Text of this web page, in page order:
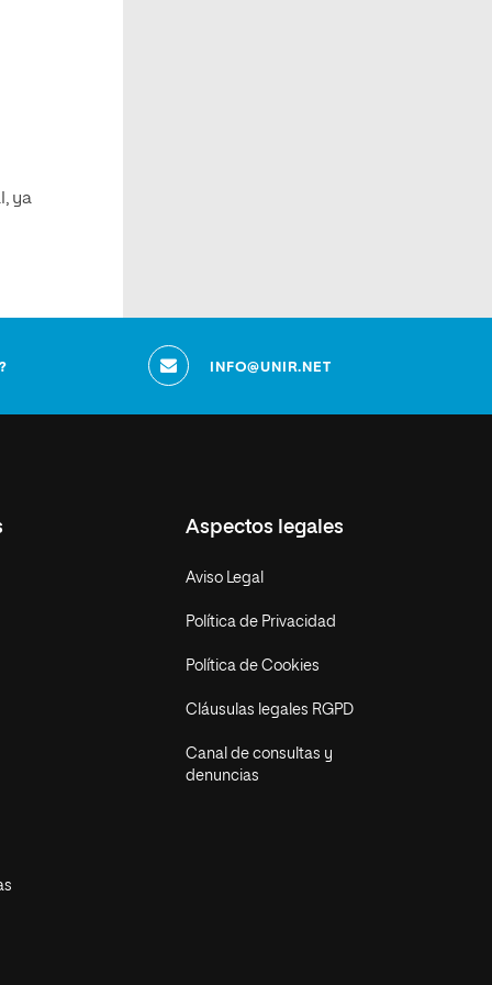
ya
INFO@UNIR.NET
Aspectos legales
Aviso Legal
Política de Privacidad
Política de Cookies
Cláusulas legales RGPD
Canal de consultas y
denuncias